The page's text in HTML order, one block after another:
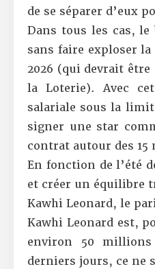
de se séparer d’eux
Dans tous les cas,
sans faire exploser
2026 (qui devrait
la Loterie). Avec
salariale sous la
signer une star
contrat autour des
En fonction de l’été
et créer un équilibre
Kawhi Leonard, le
Kawhi Leonard est,
environ 50
derniers jours, ce ne